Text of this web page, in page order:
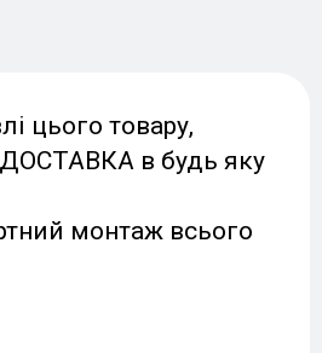
цього товару,
в будь яку
монтаж всього